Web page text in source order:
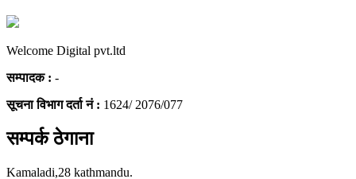
Welcome Digital pvt.ltd
सम्पादक : -
सूचना विभाग दर्ता नं : 1624/ 2076/077
सम्पर्क ठेगाना
Kamaladi,28 kathmandu.